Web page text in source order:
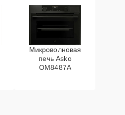
Микроволновая
печь Asko
OM8487A